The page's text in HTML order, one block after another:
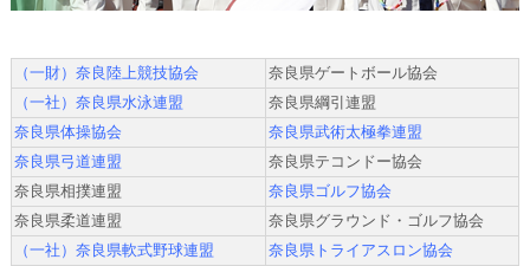
（一財）奈良陸上競技協会
奈良県ゲートボール協会
（一社）奈良県水泳連盟
奈良県綱引連盟
奈良県体操協会
奈良県武術太極拳連盟
奈良県弓道連盟
奈良県テコンドー協会
奈良県相撲連盟
奈良県ゴルフ協会
奈良県柔道連盟
奈良県グラウンド・ゴルフ協会
（一社）奈良県軟式野球連盟
奈良県トライアスロン協会